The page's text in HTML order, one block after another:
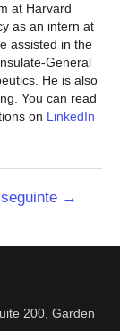
at Harvard
as an intern at
assisted in the
General
He is also
You can read
on LinkedIn
→
200, Garden